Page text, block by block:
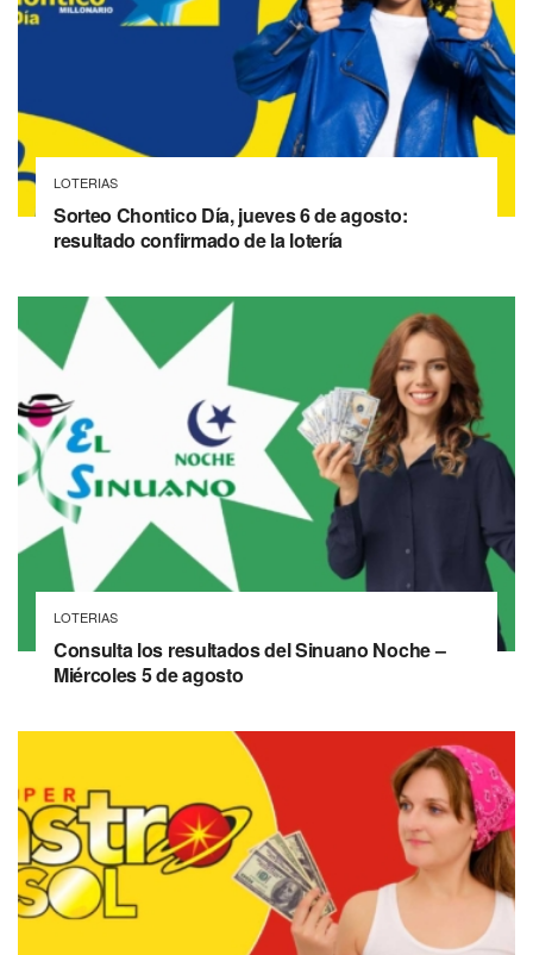
LOTERIAS
Sorteo Chontico Día, jueves 6 de agosto:
resultado confirmado de la lotería
LOTERIAS
Consulta los resultados del Sinuano Noche –
Miércoles 5 de agosto